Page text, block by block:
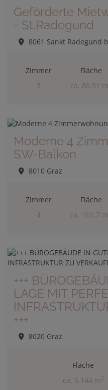
Geförderte
- St.Radegund
8061 Sankt Radegund
Zimmer
3
Fläche
ca. 80,91 m
Moderne 4
SW-Balkon
8010 Graz
Zimmer
4
Fläche
ca. 101,7 m
+++
LAGE MIT
+++
8020 Graz
Fläche
ca. 5.144 m2